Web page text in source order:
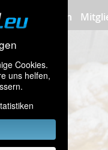
Cookies.
uns helfen,
hochladen